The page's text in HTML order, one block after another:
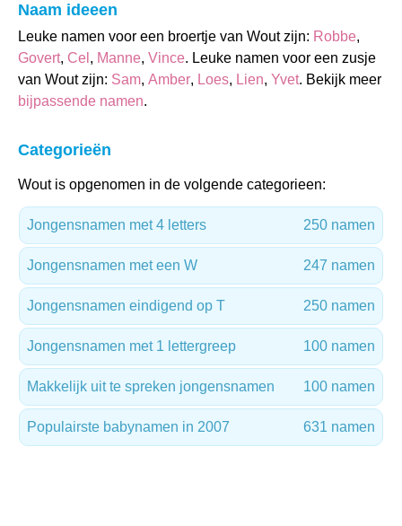
Naam ideeen
Leuke namen voor een broertje van Wout zijn: Robbe,
Govert, Cel , Manne, Vince. Leuke namen voor een zusje
van Wout zijn: Sam, Amber, Loes, Lien, Yvet. Bekijk meer
bijpassende namen.
Categorieën
Wout is opgenomen in de volgende categorieen:
Jongensnamen met 4 letters 250 namen
Jongensnamen met een W 247 namen
Jongensnamen eindigend op T 250 namen
Jongensnamen met 1 lettergreep 100 namen
Makkelijk uit te spreken jongensnamen 100 namen
Populairste babynamen in 2007 631 namen